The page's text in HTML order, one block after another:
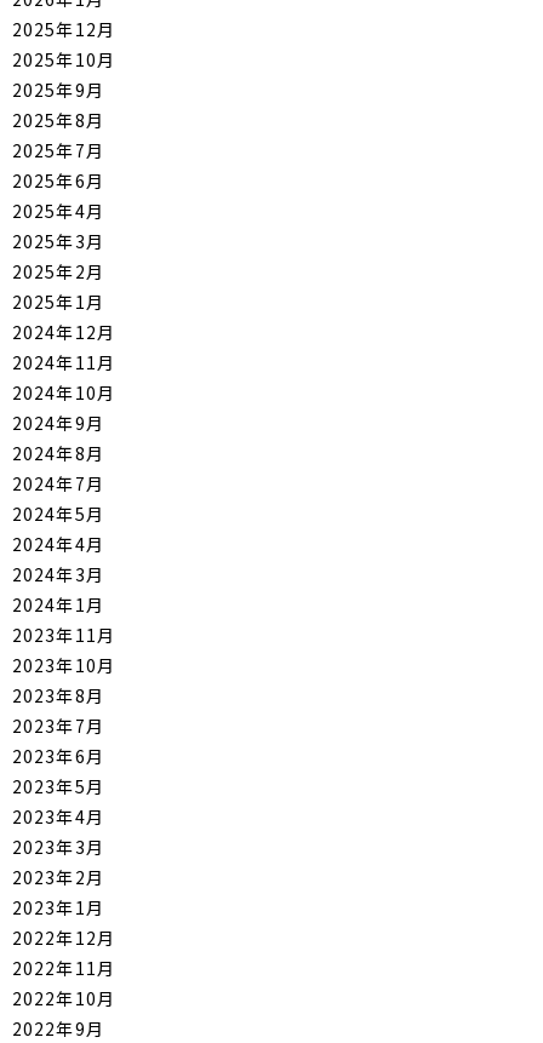
2025年12月
2025年10月
2025年9月
2025年8月
2025年7月
2025年6月
2025年4月
2025年3月
2025年2月
2025年1月
2024年12月
2024年11月
2024年10月
2024年9月
2024年8月
2024年7月
2024年5月
2024年4月
2024年3月
2024年1月
2023年11月
2023年10月
2023年8月
2023年7月
2023年6月
2023年5月
2023年4月
2023年3月
2023年2月
2023年1月
2022年12月
2022年11月
2022年10月
2022年9月